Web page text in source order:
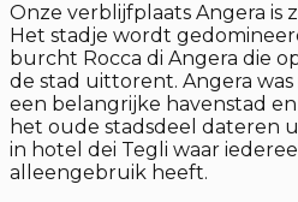
Onze verblijfplaats Angera is
Het stadje wordt
burcht Rocca di Angera die
de stad uittorent. Angera was
een belangrijke havenstad
het oude stadsdeel dateren
in hotel dei Tegli waar
alleengebruik heeft.